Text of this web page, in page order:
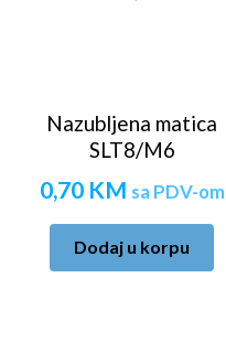
Nazubljena matica
SLT8/M6
0,70 KM sa PDV-om
Dodaj u korpu